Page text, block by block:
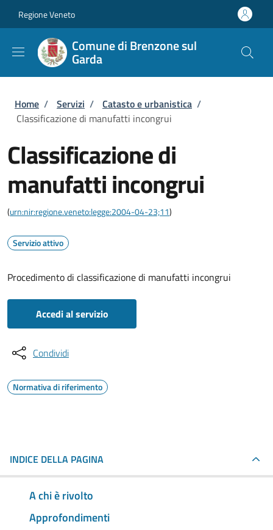
Regione Veneto
Comune di Brenzone sul
Garda
Briciole di pane
Home / Servizi / Catasto e urbanistica /
Classificazione di manufatti incongrui
Classificazione di
manufatti incongrui
(urn:nir:regione.veneto:legge:2004-04-23;11)
Servizio attivo
Procedimento di classificazione di manufatti incongrui
Accedi al servizio
Condividi
Normativa di riferimento
INDICE DELLA PAGINA
A chi è rivolto
Approfondimenti